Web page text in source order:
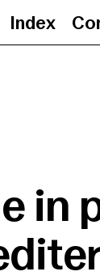
Index
in